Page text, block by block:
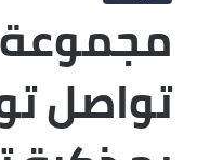
مجموعة
تواصل